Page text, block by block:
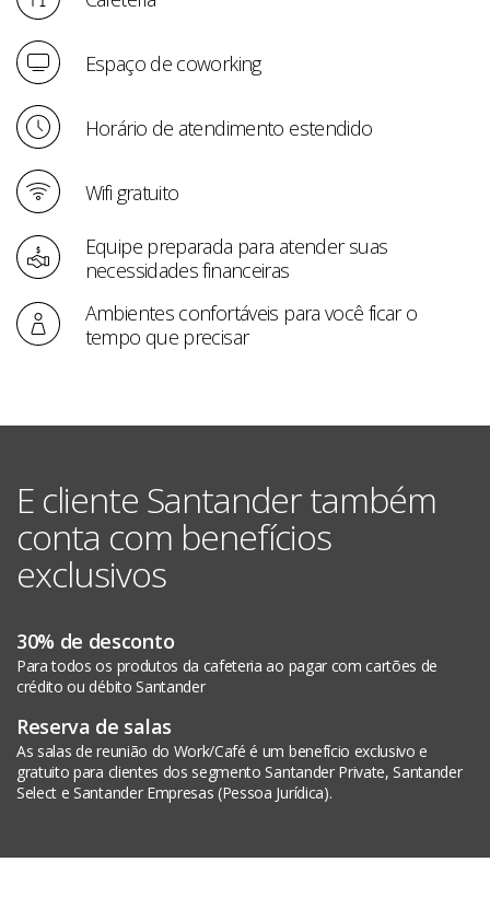
Espaço de coworking
Horário de atendimento estendido
Wifi gratuito
Equipe preparada para atender suas
necessidades financeiras
Ambientes confortáveis para você ficar o
tempo que precisar
E cliente Santander também
conta com benefícios
exclusivos
30% de desconto
Para todos os produtos da cafeteria ao pagar com cartões de
crédito ou débito Santander
Reserva de salas
As salas de reunião do Work/Café é um benefício exclusivo e
gratuito para clientes dos segmento Santander Private, Santander
Select e Santander Empresas (Pessoa Jurídica).